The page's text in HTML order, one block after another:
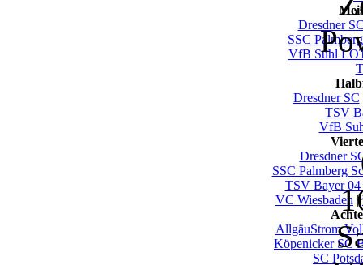
Dresdner
SSC
VfB Suhl
Dresdner SC
TSV
VfB
Dresdner
SSC Palmberg
TSV Bayer 04
VC Wiesbaden |
AllgäuStrom
Köpenicker SC
SC